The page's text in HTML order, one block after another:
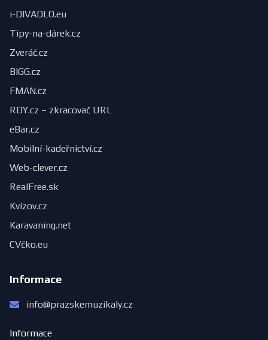
i-DIVADLO.eu
Tipy-na-dárek.cz
Zveráč.cz
BIGG.cz
FMAN.cz
RDY.cz – zkracovač URL
eBar.cz
Mobilní-kadeřnictví.cz
Web-clever.cz
RealFree.sk
Kvízov.cz
Karavaning.net
CVčko.eu
Informace
info@prazskemuzikaly.cz
Informace